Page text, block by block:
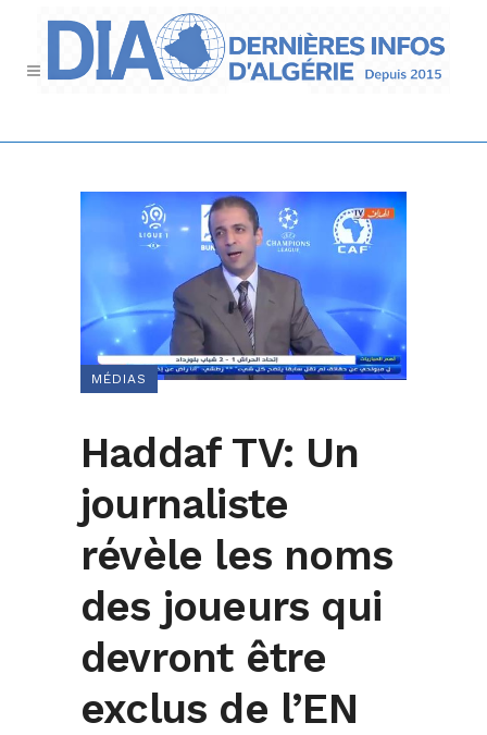
MÉDIAS
Haddaf TV: Un
journaliste
révèle les noms
des joueurs qui
devront être
exclus de l’EN